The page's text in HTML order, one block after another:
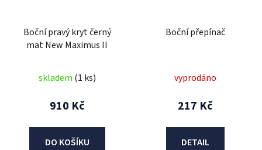
Boční pravý kryt černý
mat New Maximus II
skladem (1 ks)
910 Kč
DO KOŠÍKU
Boční přepínač
vyprodáno
217 Kč
DETAIL